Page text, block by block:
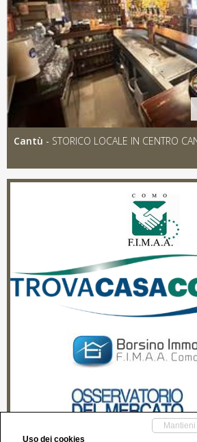
Cantù - STORICO LOCALE IN CENTRO
Uso dei cookies